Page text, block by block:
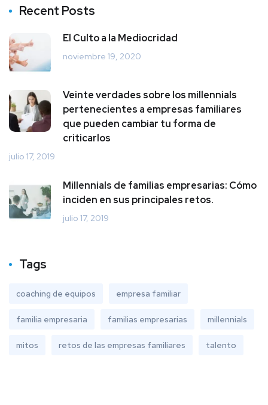
Recent Posts
El Culto a la Mediocridad
noviembre 19, 2020
Veinte verdades sobre los millennials
pertenecientes a empresas familiares
que pueden cambiar tu forma de
criticarlos
julio 17, 2019
Millennials de familias empresarias: Cómo
inciden en sus principales retos.
julio 17, 2019
Tags
coaching de equipos empresa familiar
familia empresaria familias empresarias millennials
mitos retos de las empresas familiares talento